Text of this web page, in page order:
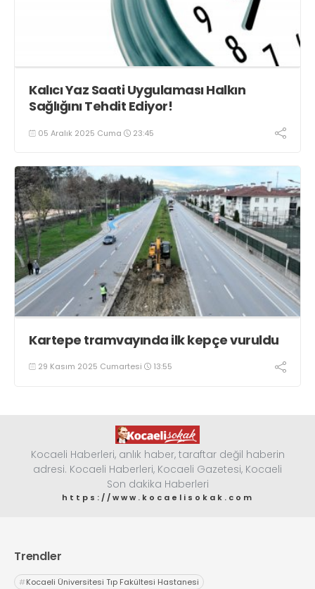
Kalıcı Yaz Saati Uygulaması Halkın
Sağlığını Tehdit Ediyor!
05 Aralık 2025 Cuma 23:45
Kartepe tramvayında ilk kepçe vuruldu
29 Kasım 2025 Cumartesi 13:55
Kocaeli Haberleri, anlık haber, taraftar değil haberin
adresi. Kocaeli Haberleri, Kocaeli Gazetesi, Kocaeli
Son dakika Haberleri
https://www.kocaelisokak.com
Trendler
#Kocaeli Üniversitesi Tıp Fakültesi Hastanesi